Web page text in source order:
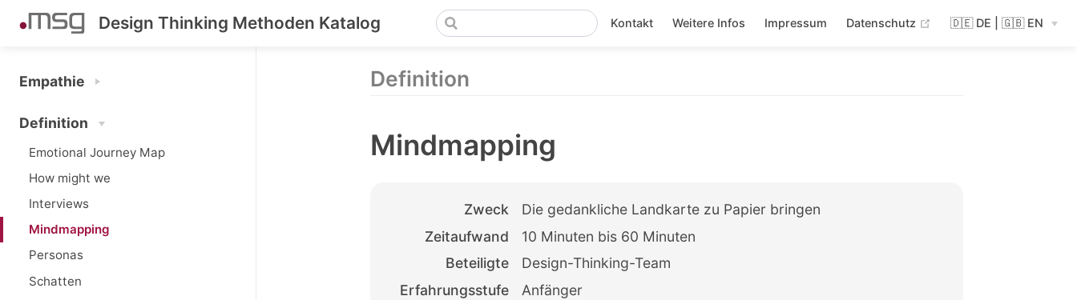
Design Thinking Methoden Katalog Kontakt Weitere Infos Impressum Datenschutz (opens new window)
🇩🇪 DE | 🇬🇧 EN
Empathie
Definition
Emotional Journey Map
How might we
Interviews
Mindmapping
Personas
Schatten
Definition
Mindmapping
Zweck
Die gedankliche Landkarte zu Papier bringen
Zeitaufwand
10 Minuten bis 60 Minuten
Beteiligte
Design-Thinking-Team
Erfahrungsstufe
Anfänger